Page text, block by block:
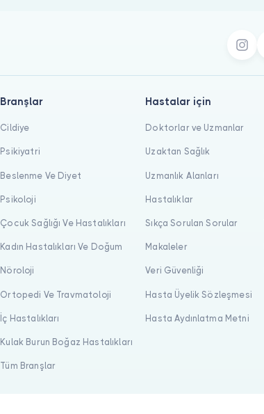
Branşlar
Cildiye
Psikiyatri
Beslenme Ve Diyet
Psikoloji
Çocuk Sağlığı Ve Hastalıkları
Kadın Hastalıkları Ve Doğum
Nöroloji
Ortopedi Ve Travmatoloji
İç Hastalıkları
Kulak Burun Boğaz Hastalıkları
Tüm Branşlar
Hastalar için
Doktorlar ve Uzmanlar
Uzaktan Sağlık
Uzmanlık Alanları
Hastalıklar
Sıkça Sorulan Sorular
Makaleler
Veri Güvenliği
Hasta Üyelik Sözleşmesi
Hasta Aydınlatma Metni